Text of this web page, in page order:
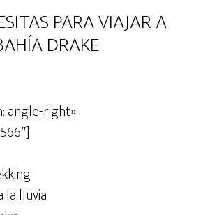
PARA VIAJAR A
DRAKE
angle-right»
la lluvia